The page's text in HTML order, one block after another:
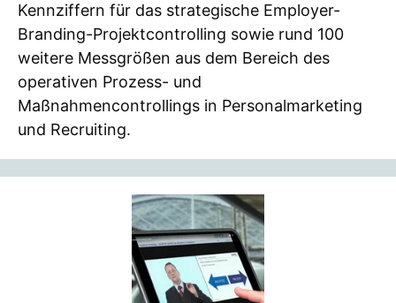
Kennziffern für das strategische Employer-
Branding-Projektcontrolling sowie rund 100
weitere Messgrößen aus dem Bereich des
operativen Prozess- und
Maßnahmencontrollings in Personalmarketing
und Recruiting.